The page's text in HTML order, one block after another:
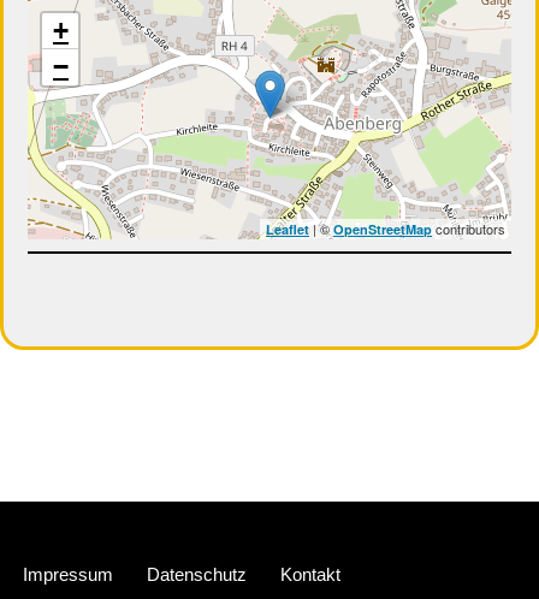
+
−
Leaflet| © OpenStreetMapcontributors
Impressum Datenschutz Kontakt